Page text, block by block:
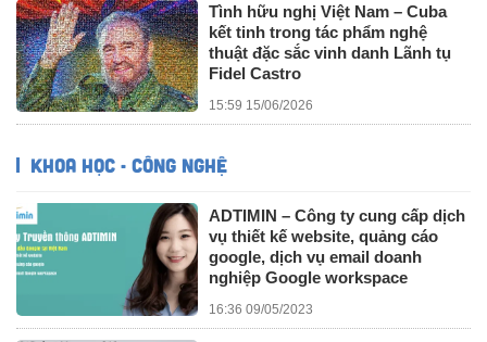
Tình hữu nghị Việt Nam – Cuba
kết tinh trong tác phẩm nghệ
thuật đặc sắc vinh danh Lãnh tụ
Fidel Castro
15:59 15/06/2026
KHOA HỌC - CÔNG NGHỆ
ADTIMIN – Công ty cung cấp dịch
vụ thiết kế website, quảng cáo
google, dịch vụ email doanh
nghiệp Google workspace
16:36 09/05/2023